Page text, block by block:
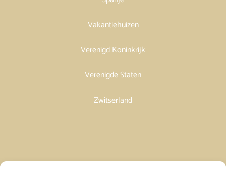
Vakantiehuizen
Verenigd Koninkrijk
Verenigde Staten
Zwitserland